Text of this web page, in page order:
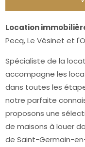
Location
Pecq, Le Vésinet et
Spécialiste de la
accompagne les
dans toutes les
notre parfaite
proposons une
de maisons à louer
de Saint-Germain-